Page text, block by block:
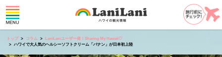
トップ コラム
LaniLaniユーザー発！Sharing My Hawaii♡
ハワイで大人気のヘルシーソフトクリーム「バナン」が日本初上陸